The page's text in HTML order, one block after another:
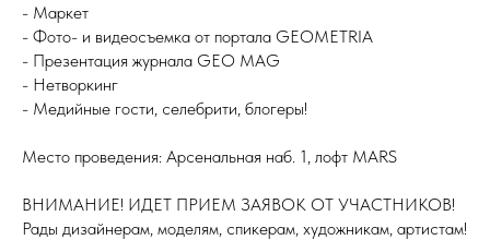
- Маркет
- Фото- и видеосъемка от портала GEOMETRIA
- Презентация журнала GEO MAG
- Нетворкинг
- Медийные гости, селебрити, блогеры!
Место проведения: Арсенальная наб. 1, лофт MARS
ВНИМАНИЕ! ИДЕТ ПРИЕМ ЗАЯВОК ОТ УЧАСТНИКОВ!
Рады дизайнерам, моделям, спикерам, художникам, артистам!